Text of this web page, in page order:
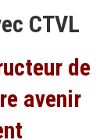
CTVL
de
avenir